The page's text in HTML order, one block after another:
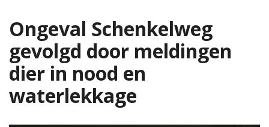
Ongeval Schenkelweg
gevolgd door meldingen
dier in nood en
waterlekkage